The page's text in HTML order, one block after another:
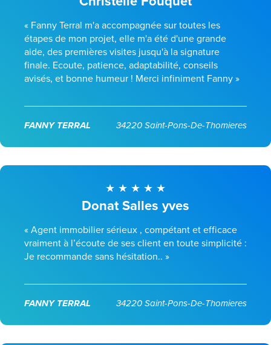
« Fanny Terral m'a accompagnée sur toutes les
étapes de mon projet, elle m'a été d'une grande
aide, des premières visites jusqu'à la signature
finale. Ecoute, patience, adaptabilité, conseils
avisés, et bonne humeur ! Merci infiniment Fanny »
FANNY TERRAL 34220 Saint-Pons-De-Thomieres
Donat Salles yves
« Agent immobilier sérieux , compétant et efficace
vraiment à l’écoute de ses client en toute simplicité :
Je recommande sans hésitation.. »
FANNY TERRAL 34220 Saint-Pons-De-Thomieres